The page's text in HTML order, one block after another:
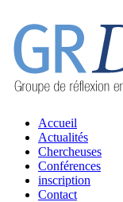
Accueil
Actualités
Chercheuses
Conférences
inscription
Contact